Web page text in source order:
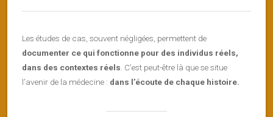
Les études de cas, souvent négligées, permettent de
documenter ce qui fonctionne pour des individus réels,
dans des contextes réels . C’est peut-être là que se situe
l’avenir de la médecine : dans l’écoute de chaque histoire.